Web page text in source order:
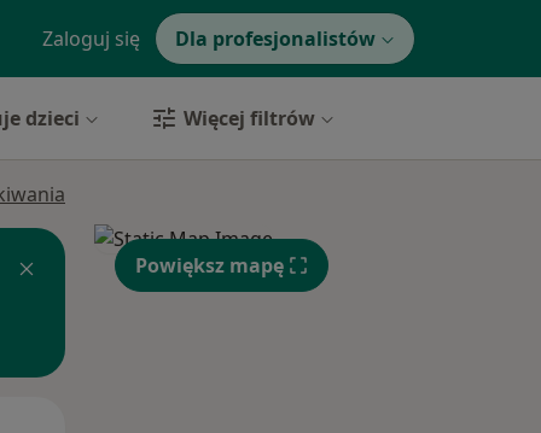
Zaloguj się Dla profesjonalistów
dzieci Więcej filtrów
Powiększ mapę